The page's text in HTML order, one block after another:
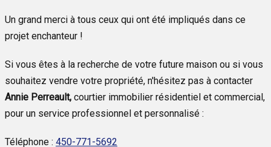
Un grand merci à tous ceux qui ont été impliqués dans ce
projet enchanteur !
Si vous êtes à la recherche de votre future maison ou si vous
souhaitez vendre votre propriété, n'hésitez pas à contacter
Annie Perreault, courtier immobilier résidentiel et commercial,
pour un service professionnel et personnalisé :
Téléphone : 450-771-5692